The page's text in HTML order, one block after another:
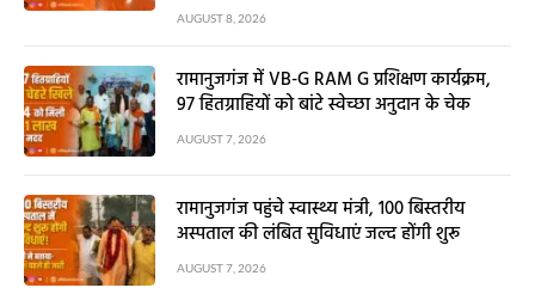
AUGUST 8, 2026
रामानुजगंज में VB-G RAM G प्रशिक्षण कार्यक्रम,
97 हितग्राहियों को बांटे स्वेच्छा अनुदान के चेक
AUGUST 7, 2026
रामानुजगंज पहुंचे स्वास्थ्य मंत्री, 100 बिस्तरीय
अस्पताल की लंबित सुविधाएं जल्द होंगी शुरू
AUGUST 7, 2026